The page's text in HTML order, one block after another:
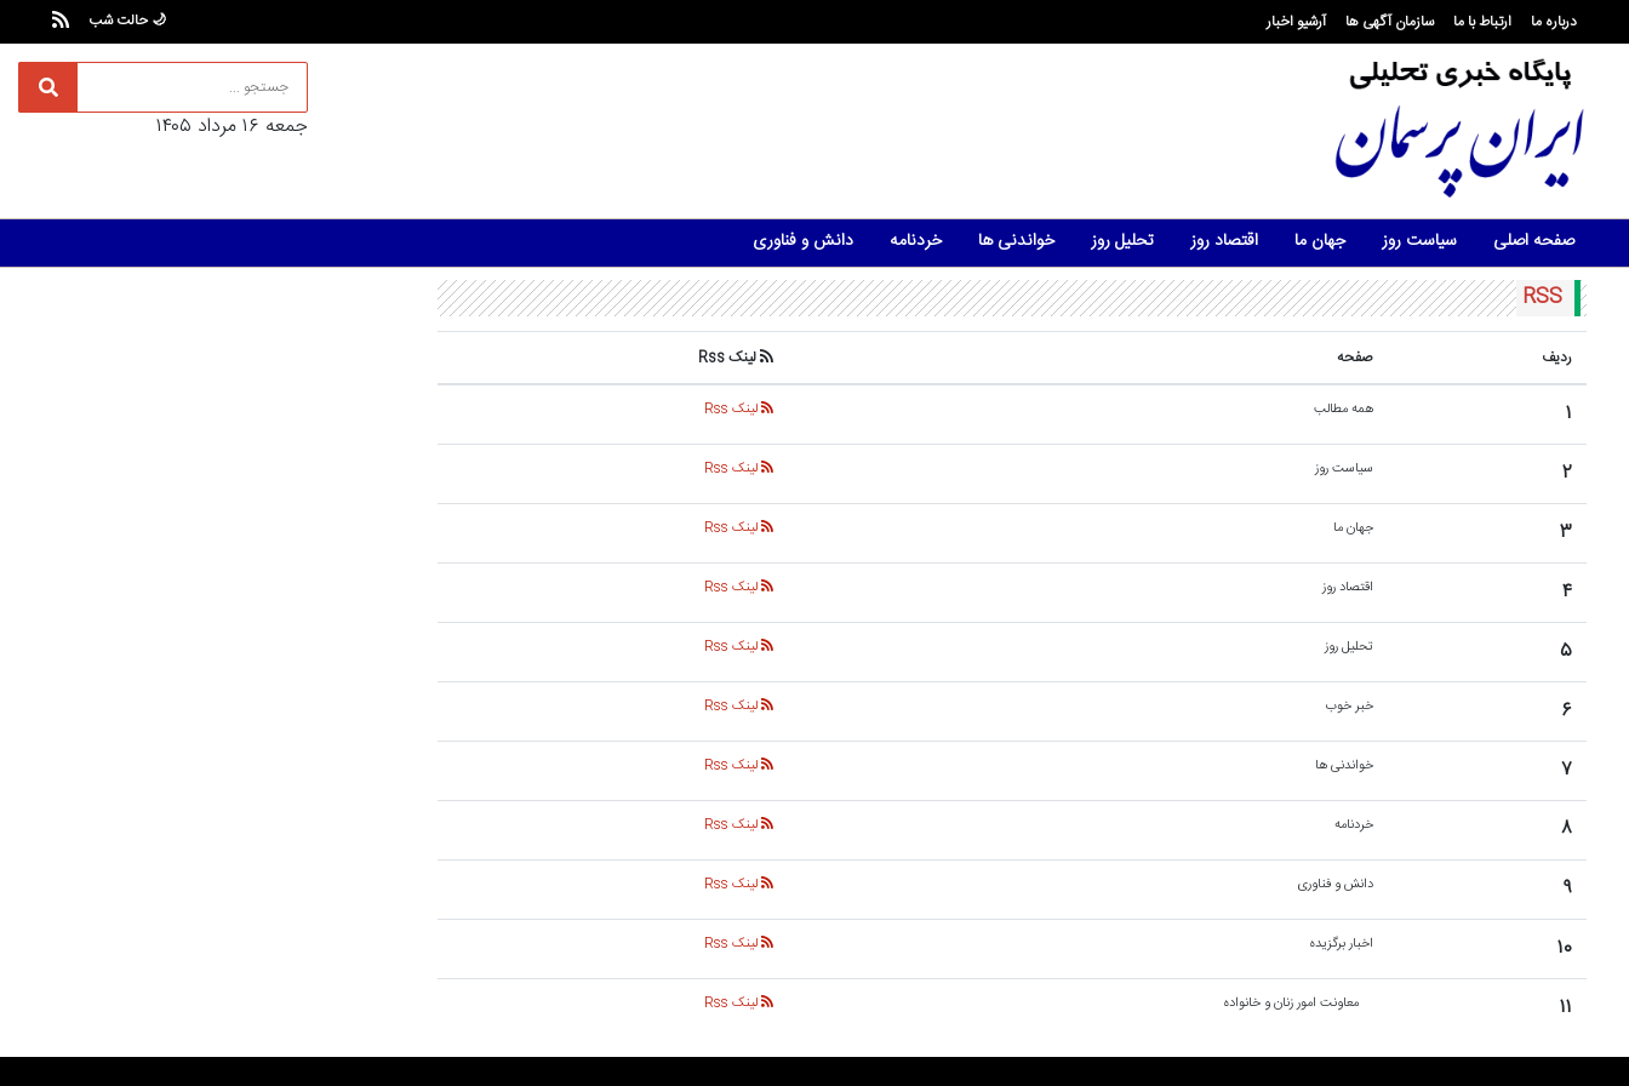
درباره ما ارتباط با ما سازمان آگهی ها آرشیو اخبار 🌙 حالت شب
جمعه ۱۶ مرداد ۱۴۰۵
صفحه اصلی سیاست روز جهان ما اقتصاد روز تحلیل روز خواندنی ها خردنامه دانش و فناوری
RSS
ردیف صفحه لینک Rss
۱ همه مطالب لینک Rss
۲ سیاست روز لینک Rss
۳ جهان ما لینک Rss
۴ اقتصاد روز لینک Rss
۵ تحلیل روز لینک Rss
۶ خبر خوب لینک Rss
۷ خواندنی ها لینک Rss
۸ خردنامه لینک Rss
۹ دانش و فناوری لینک Rss
۱۰ اخبار برگزیده لینک Rss
۱۱ معاونت امور زنان و خانواده لینک Rss